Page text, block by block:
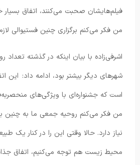
فیلم‌هایشان صحبت می‌کنند، اتفاق
من فکر می‌کنم برگزاری چنین فستیوالی
اشرفی‌زاده با بیان اینکه در گذشته تعداد
شهرهای دیگر بیشتر بود، ادامه داد: این
است که جشنواره‌ای با ویژگی‌های
من فکر می‌کنم روحیه جمعی ما به چنین
نیاز دارد. حالا وقتی این را در کنار یک
محیط زیست هم توجه می‌کنیم، اتفاق